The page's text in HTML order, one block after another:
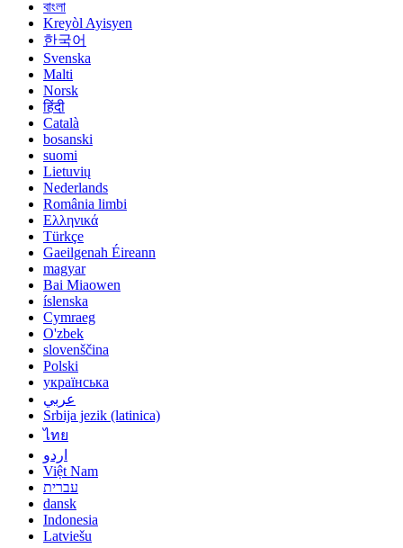
বাংলা
Kreyòl Ayisyen
한국어
Svenska
Malti
Norsk
हिंदी
Català
bosanski
suomi
Lietuvių
Nederlands
România limbi
Ελληνικά
Türkçe
Gaeilgenah Éireann
magyar
Bai Miaowen
íslenska
Cymraeg
O'zbek
slovenščina
Polski
українська
عربي
Srbija jezik (latinica)
ไทย
اردو
Việt Nam
עברית
dansk
Indonesia
Latviešu